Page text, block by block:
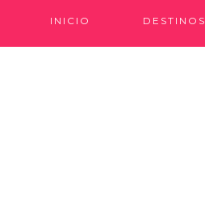
INICIO DESTINOS